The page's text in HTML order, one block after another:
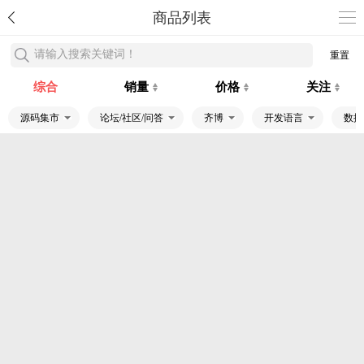
商品列表
请输入搜索关键词！ 重置
综合 销量 价格 关注
源码集市 论坛/社区/问答 齐博 开发语言 数